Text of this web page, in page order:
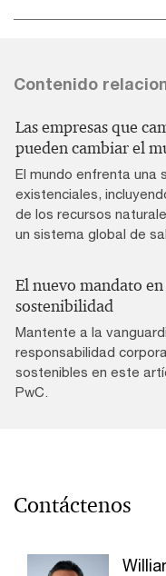
Contenido
Las empresas que
pueden cambiar el
El mundo enfrenta una
existenciales,
de los recursos
un sistema global de
El nuevo mandato
sostenibilidad
Mantente a la
responsabilidad
sostenibles en este
PwC.
Contáctenos